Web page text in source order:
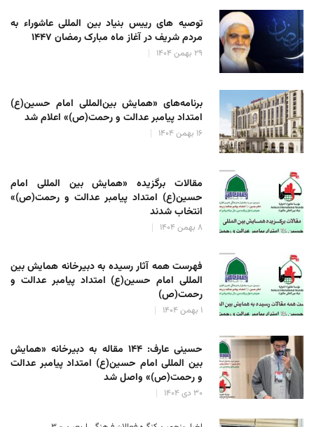
توصیه های رییس بنیاد بین المللی عاشوراء به
مردم شریف در آغاز ماه مبارک رمضان ۱۴۴۷
۲۹ بهمن ۱۴۰۴
برنامه‌های «همایش بین‌المللی امام حسین(ع)
امتداد پیامبر عدالت و رحمت(ص)» اعلام شد
۱۶ بهمن ۱۴۰۴
مقالات برگزیده «همایش بین المللی امام
حسین(ع) امتداد پیامبر عدالت و رحمت(ص)»
انتخاب شدند
۸ بهمن ۱۴۰۴
فهرست همه آثار رسیده به دبیرخانه همایش بین
المللی امام حسین(ع) امتداد پیامبر عدالت و
رحمت(ص)
۱ بهمن ۱۴۰۴
حسینی عارف: ۱۴۴ مقاله به دبیرخانه «همایش
بین المللی امام حسین(ع) امتداد پیامبر عدالت
و رحمت(ص)» واصل شد
۳۰ دی ۱۴۰۴